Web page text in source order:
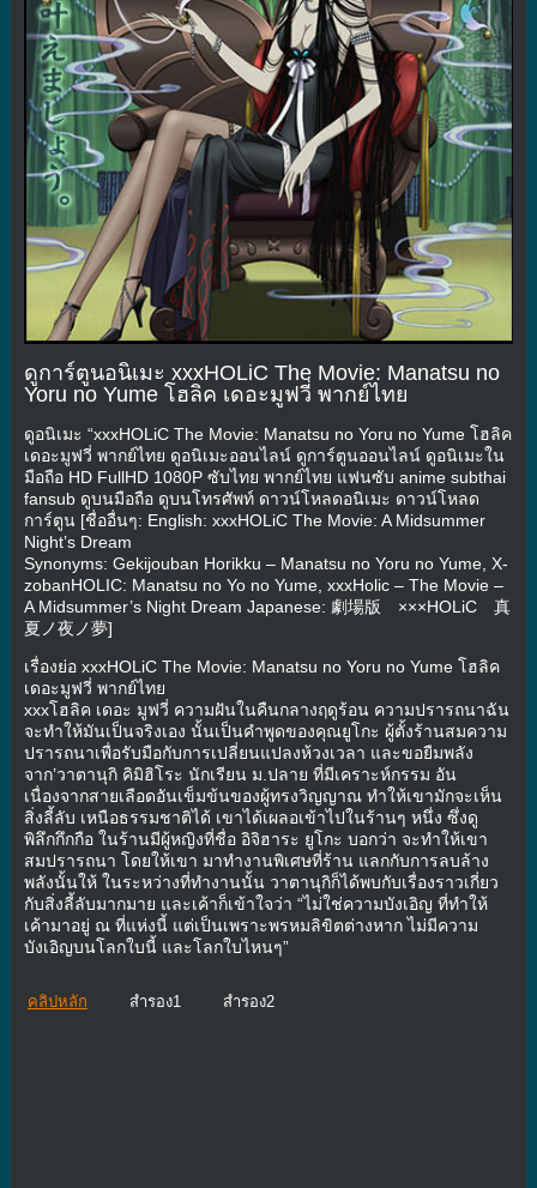
ดูการ์ตูนอนิเมะ xxxHOLiC The Movie: Manatsu no
Yoru no Yume โฮลิค เดอะมูฟวี่ พากย์ไทย
ดูอนิเมะ “xxxHOLiC The Movie: Manatsu no Yoru no Yume โฮลิค
เดอะมูฟวี่ พากย์ไทย ดูอนิเมะออนไลน์ ดูการ์ตูนออนไลน์ ดูอนิเมะใน
มือถือ HD FullHD 1080P ซับไทย พากย์ไทย แฟนซับ anime subthai
fansub ดูบนมือถือ ดูบนโทรศัพท์ ดาวน์โหลดอนิเมะ ดาวน์โหลด
การ์ตูน [ชื่ออื่นๆ: English: xxxHOLiC The Movie: A Midsummer
Night’s Dream
Synonyms: Gekijouban Horikku – Manatsu no Yoru no Yume, X-
zobanHOLIC: Manatsu no Yo no Yume, xxxHolic – The Movie –
A Midsummer’s Night Dream Japanese: 劇場版 ×××HOLiC 真
夏ノ夜ノ夢]
เรื่องย่อ xxxHOLiC The Movie: Manatsu no Yoru no Yume โฮลิค
เดอะมูฟวี่ พากย์ไทย
xxxโฮลิค เดอะ มูฟวี่ ความฝันในคืนกลางฤดูร้อน ความปรารถนาฉัน
จะทำให้มันเป็นจริงเอง นั้นเป็นคำพูดของคุณยูโกะ ผู้ตั้งร้านสมความ
ปรารถนาเพื่อรับมือกับการเปลี่ยนแปลงห้วงเวลา และขอยืมพลัง
จาก’วาตานุกิ คิมิฮิโระ นักเรียน ม.ปลาย ที่มีเคราะห์กรรม อัน
เนื่องจากสายเลือดอันเข็มข้นของผู้ทรงวิญญาณ ทำให้เขามักจะเห็น
สิ่งลี้ลับ เหนือธรรมชาติได้ เขาได้เผลอเข้าไปในร้านๆ หนึ่ง ซึ่งดู
พิลึกกึกกือ ในร้านมีผู้หญิงที่ชื่อ อิจิฮาระ ยูโกะ บอกว่า จะทำให้เขา
สมปรารถนา โดยให้เขา มาทำงานพิเศษที่ร้าน แลกกับการลบล้าง
พลังนั้นให้ ในระหว่างที่ทำงานนั้น วาตานุกิก็ได้พบกับเรื่องราวเกี่ยว
กับสิ่งลี้ลับมากมาย และเค้าก็เข้าใจว่า “ไม่ใช่ความบังเอิญ ที่ทำให้
เค้ามาอยู่ ณ ที่แห่งนี้ แต่เป็นเพราะพรหมลิขิตต่างหาก ไม่มีความ
บังเอิญบนโลกใบนี้ และโลกใบไหนๆ”
คลิปหลัก สำรอง1 สำรอง2